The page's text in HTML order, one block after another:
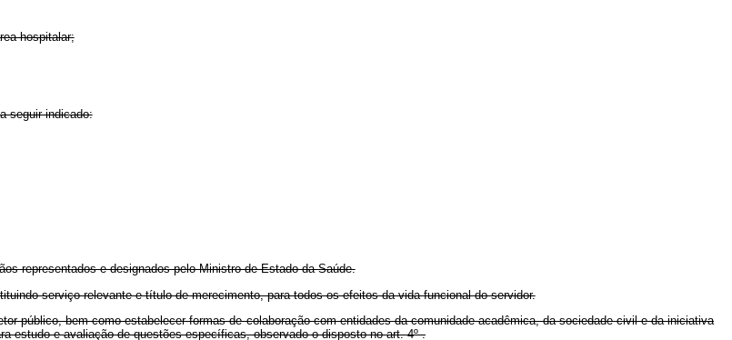
hospitalar;
seguir indicado:
representados e designados pelo Ministro de Estado da Saúde.
serviço relevante e título de merecimento, para todos os efeitos da vida funcional do servidor.
público, bem como estabelecer formas de colaboração com entidades da comunidade acadêmica, da sociedade civil e da iniciativa
estudo e avaliação de questões específicas, observado o disposto no art. 4º .